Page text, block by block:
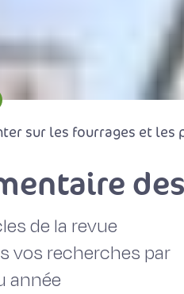
sur les fourrages et les
de la revue
vos recherches par
année